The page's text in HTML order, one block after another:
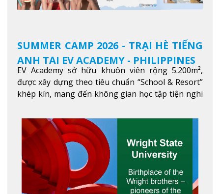
SUMMER CAMP 2026 - TRẠI HÈ TIẾNG
ANH TẠI EV ACADEMY - PHILIPPINES
EV Academy sở hữu khuôn viên rộng 5.200m²,
được xây dựng theo tiêu chuẩn “School & Resort”
khép kín, mang đến không gian học tập tiện nghi
ích hiện đạXem thêm